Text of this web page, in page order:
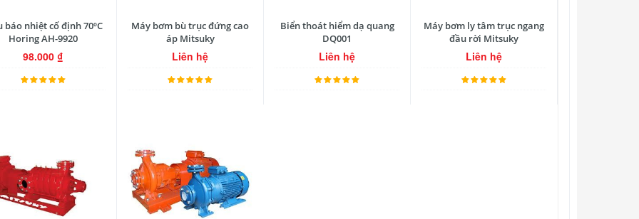
báo nhiệt cố định 70ºC
Horing AH-9920
98.000₫
Máy bơm bù trục đứng cao
áp Mitsuky
Liên hệ
Biển thoát hiểm dạ quang
DQ001
Liên hệ
Máy bơm ly tâm trục ngang
đầu rời Mitsuky
Liên hệ